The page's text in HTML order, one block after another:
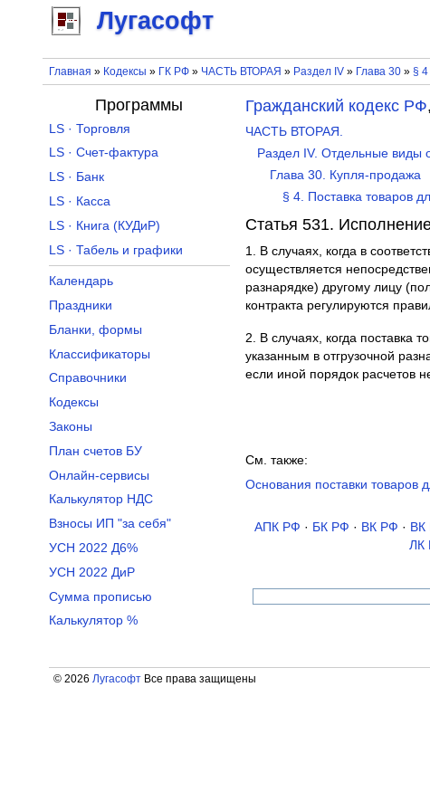
Лугасофт
Главная » Кодексы » ГК РФ» ЧАСТЬ ВТОРАЯ » Раздел IV» Глава 30» § 4
Гражданский кодекс РФ
ЧАСТЬ ВТОРАЯ.
Раздел IV. Отдельные виды
Глава 30. Купля-продажа
§ 4. Поставка товаров
Статья 531.
1. В случаях, когда в
осуществляется
разнарядке) другому лицу
контракта регулируются
2. В случаях, когда поставка
указанным в отгрузочной
если иной порядок расчетов
См. также:
Основания поставки товаров
АПК РФ · БК РФ · ВК РФ · ВК
ЛК
Программы
LS · Торговля
LS · Счет-фактура
LS · Банк
LS · Касса
LS · Книга (КУДиР)
LS · Табель и графики
Календарь
Праздники
Бланки, формы
Классификаторы
Справочники
Кодексы
Законы
План счетов БУ
Онлайн-сервисы
Калькулятор НДС
Взносы ИП "за себя"
УСН 2022 Д6%
УСН 2022 ДиР
Сумма прописью
Калькулятор %
© 2026 ЛугасофтВсе права защищены